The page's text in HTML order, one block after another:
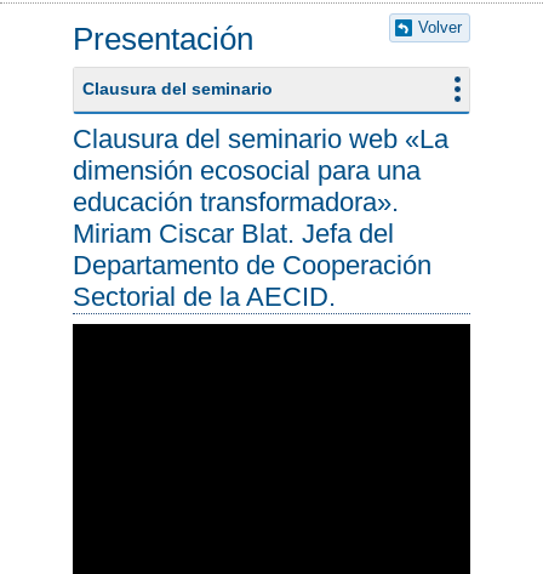
Volver
Presentación
Clausura del seminario
Clausura del seminario web «La
dimensión ecosocial para una
educación transformadora».
Miriam Ciscar Blat. Jefa del
Departamento de Cooperación
Sectorial de la AECID.